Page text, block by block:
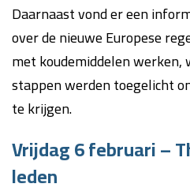
Daarnaast vond er een
over de nieuwe Europese
met koudemiddelen
stappen werden toegelicht
te krijgen.
Vrijdag 6 februari –
leden